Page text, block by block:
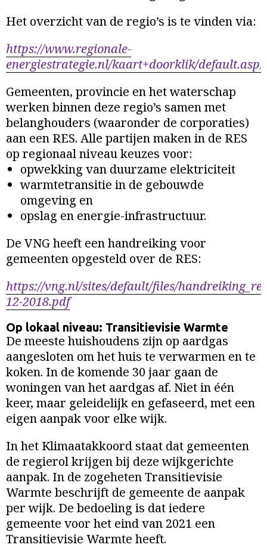
Het overzicht van de regio’s is te vinden via:
https://www.regionale-
energiestrategie.nl/kaart+doorklik/default.aspx
Gemeenten, provincie en het waterschap
werken binnen deze regio’s samen met
belanghouders (waaronder de corporaties)
aan een RES. Alle partijen maken in de RES
op regionaal niveau keuzes voor:
opwekking van duurzame elektriciteit
warmtetransitie in de gebouwde
omgeving en
opslag en energie-infrastructuur.
De VNG heeft een handreiking voor
gemeenten opgesteld over de RES:
https://vng.nl/sites/default/files/
12-2018.pdf
Op lokaal niveau: Transitievisie Warmte
De meeste huishoudens zijn op aardgas
aangesloten om het huis te verwarmen en te
koken. In de komende 30 jaar gaan de
woningen van het aardgas af. Niet in één
keer, maar geleidelijk en gefaseerd, met een
eigen aanpak voor elke wijk.
In het Klimaatakkoord staat dat gemeenten
de regierol krijgen bij deze wijkgerichte
aanpak. In de zogeheten Transitievisie
Warmte beschrijft de gemeente de aanpak
per wijk. De bedoeling is dat iedere
gemeente voor het eind van 2021 een
Transitievisie Warmte heeft.